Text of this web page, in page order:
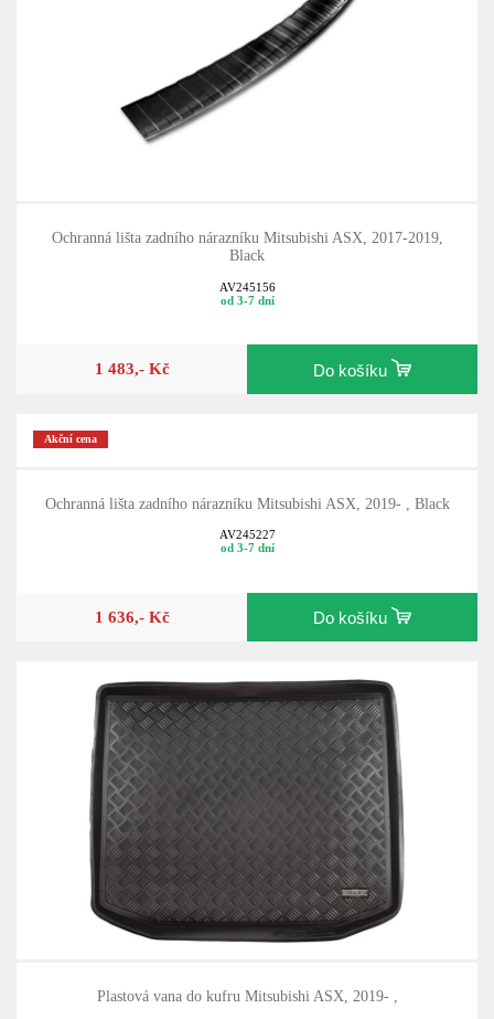
Ochranná lišta zadního nárazníku Mitsubishi ASX, 2017-2019,
Black
AV245156
od 3-7 dní
1 483,- Kč Do košíku
Akční cena
Ochranná lišta zadního nárazníku Mitsubishi ASX, 2019- , Black
AV245227
od 3-7 dní
1 636,- Kč Do košíku
Plastová vana do kufru Mitsubishi ASX, 2019- ,